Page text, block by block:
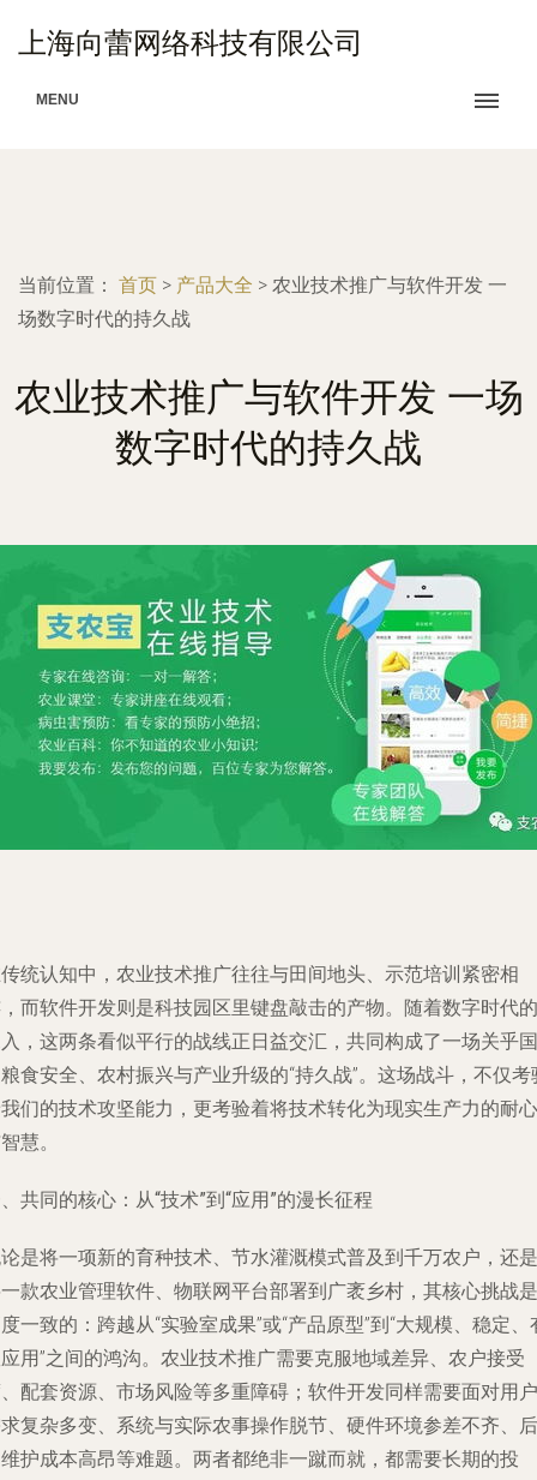
上海向蕾网络科技有限公司
MENU
当前位置： 首页 > 产品大全 > 农业技术推广与软件开发 一
场数字时代的持久战
农业技术推广与软件开发 一场
数字时代的持久战
统认知中，农业技术推广往往与田间地头、示范培训紧密相
而软件开发则是科技园区里键盘敲击的产物。随着数字时代的
，这两条看似平行的战线正日益交汇，共同构成了一场关乎国
食安全、农村振兴与产业升级的“持久战”。这场战斗，不仅考
们的技术攻坚能力，更考验着将技术转化为现实生产力的耐心
慧。
共同的核心：从“技术”到“应用”的漫长征程
是将一项新的育种技术、节水灌溉模式普及到千万农户，还是
款农业管理软件、物联网平台部署到广袤乡村，其核心挑战是
一致的：跨越从“实验室成果”或“产品原型”到“大规模、稳定、
用”之间的鸿沟。农业技术推广需要克服地域差异、农户接受
配套资源、市场风险等多重障碍；软件开发同样需要面对用户
复杂多变、系统与实际农事操作脱节、硬件环境参差不齐、后
护成本高昂等难题。两者都绝非一蹴而就，都需要长期的投